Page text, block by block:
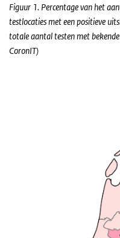
Figuur 1. Percentage van het
testlocaties met een positieve
totale aantal testen met
CoronIT)